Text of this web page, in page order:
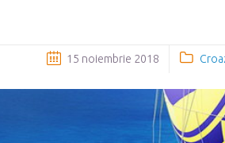
15 noiembrie 2018